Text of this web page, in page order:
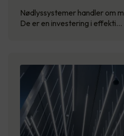
Nødlyssystemer handler om
De er en investering i effekti…